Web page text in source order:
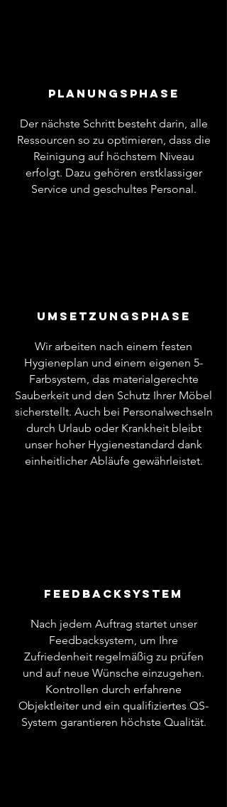
Planungsphase
Der nächste Schritt besteht darin, alle
Ressourcen so zu optimieren, dass die
Reinigung auf höchstem Niveau
erfolgt. Dazu gehören erstklassiger
Service und geschultes Personal.
Umsetzungsphase
Wir arbeiten nach einem festen
Hygieneplan und einem eigenen 5-
Farbsystem, das materialgerechte
Sauberkeit und den Schutz Ihrer Möbel
sicherstellt. Auch bei Personalwechseln
durch Urlaub oder Krankheit bleibt
unser hoher Hygienestandard dank
einheitlicher Abläufe gewährleistet.
Feedbacksystem
Nach jedem Auftrag startet unser
Feedbacksystem, um Ihre
Zufriedenheit regelmäßig zu prüfen
und auf neue Wünsche einzugehen.
Kontrollen durch erfahrene
Objektleiter und ein qualifiziertes QS-
System garantieren höchste Qualität.